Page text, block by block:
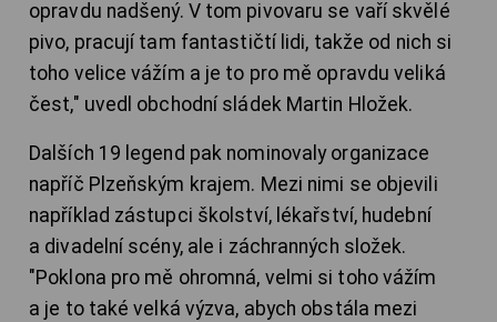
opravdu nadšený. V tom pivovaru se vaří skvělé
pivo, pracují tam fantastičtí lidi, takže od nich si
toho velice vážím a je to pro mě opravdu veliká
čest," uvedl obchodní sládek Martin Hložek.
Dalších 19 legend pak nominovaly organizace
napříč Plzeňským krajem. Mezi nimi se objevili
například zástupci školství, lékařství, hudební
a divadelní scény, ale i záchranných složek.
"Poklona pro mě ohromná, velmi si toho vážím
a je to také velká výzva, abych obstála mezi